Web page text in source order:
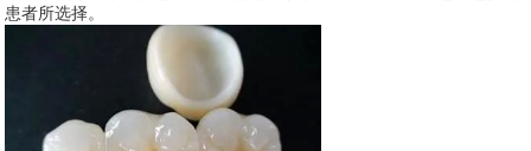
患者所选择。